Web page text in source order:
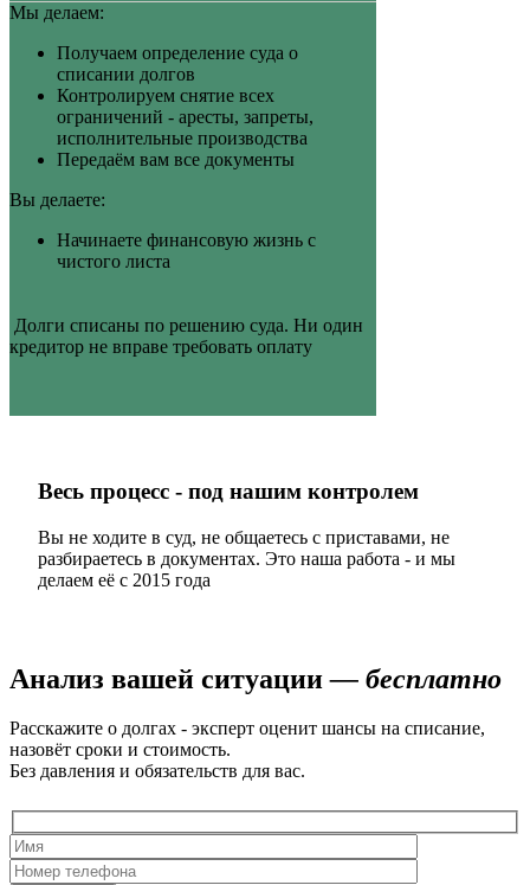
Мы делаем:
Получаем определение суда о
списании долгов
Контролируем снятие всех
ограничений - аресты, запреты,
исполнительные производства
Передаём вам все документы
Вы делаете:
Начинаете финансовую жизнь с
чистого листа
Долги списаны по решению суда. Ни один
кредитор не вправе требовать оплату
Весь процесс - под нашим контролем
Вы не ходите в суд, не общаетесь с приставами, не
разбираетесь в документах. Это наша работа - и мы
делаем её с 2015 года
Анализ вашей ситуации— бесплатно
Расскажите о долгах - эксперт оценит шансы на списание,
назовёт сроки и стоимость.
Без давления и обязательств для вас.